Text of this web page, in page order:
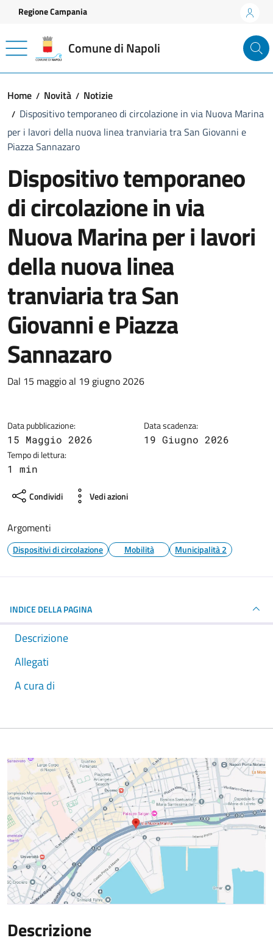
Vai ai contenuti
Vai al footer
Regione Campania
Comune di Napoli
Home Novità
Notizie
Dispositivo temporaneo di circolazione in via Nuova Marina
per i lavori della nuova linea tranviaria tra San Giovanni e
Piazza Sannazaro
Dispositivo temporaneo
di circolazione in via
Nuova Marina per i lavori
della nuova linea
tranviaria tra San
Giovanni e Piazza
Sannazaro
Dettagli della notizia
Dal 15 maggio al 19 giugno 2026
Data pubblicazione:
15 Maggio 2026
Data scadenza:
19 Giugno 2026
Tempo di lettura:
1 min
Condividi Vedi azioni
Argomenti
Dispositivi di circolazione Mobilità Municipalità 2
INDICE DELLA PAGINA
Descrizione
Allegati
A cura di
Descrizione